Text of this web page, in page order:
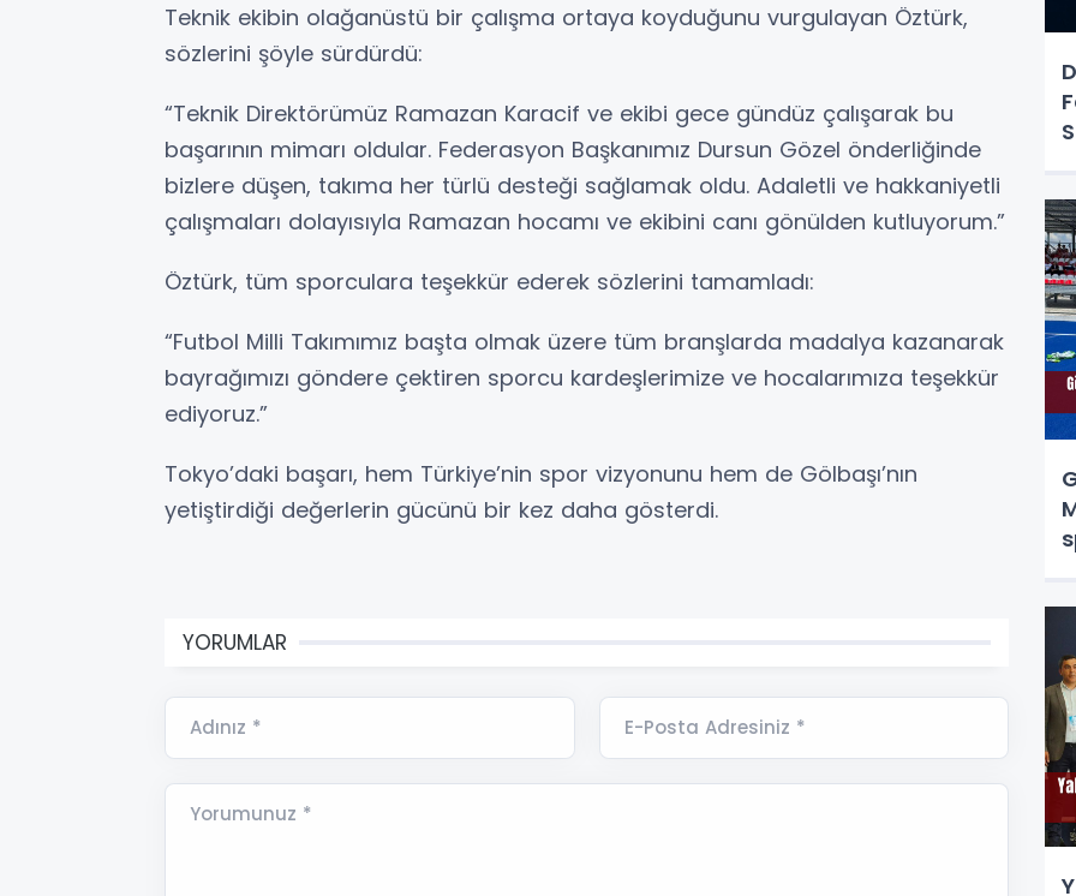
Teknik ekibin olağanüstü bir çalışma ortaya koyduğunu vurgulayan Öztürk,
sözlerini şöyle sürdürdü:
“Teknik Direktörümüz Ramazan Karacif ve ekibi gece gündüz çalışarak bu
başarının mimarı oldular. Federasyon Başkanımız Dursun Gözel önderliğinde
bizlere düşen, takıma her türlü desteği sağlamak oldu. Adaletli ve hakkaniyetli
çalışmaları dolayısıyla Ramazan hocamı ve ekibini canı gönülden kutluyorum.”
Öztürk, tüm sporculara teşekkür ederek sözlerini tamamladı:
“Futbol Milli Takımımız başta olmak üzere tüm branşlarda madalya kazanarak
bayrağımızı göndere çektiren sporcu kardeşlerimize ve hocalarımıza teşekkür
ediyoruz.”
Tokyo’daki başarı, hem Türkiye’nin spor vizyonunu hem de Gölbaşı’nın
yetiştirdiği değerlerin gücünü bir kez daha gösterdi.
YORUMLAR
Adınız * E-Posta Adresiniz *
Yorumunuz *